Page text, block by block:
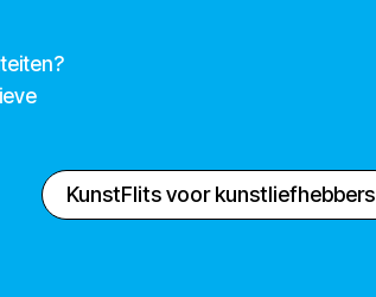
KunstFlits voor kunstliefhebbers